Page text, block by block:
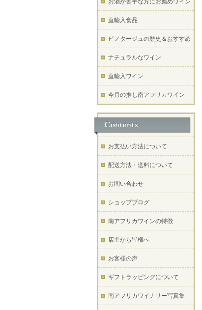
お酒が苦手な方にお薦めワイン
直輸入食品
ピノタージュの歴史＆おすすめ
ナチュラルなワイン
直輸入ワイン
今月の推し南アフリカワイン
お支払い方法について
配送方法・送料について
お問い合わせ
ショップブログ
南アフリカワインの特徴
店主から皆様へ
お客様の声
ギフトラッピングについて
南アフリカワイナリー写真集